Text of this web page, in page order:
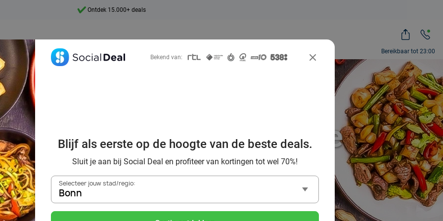
Bereikbaar tot 23:00
Ontdek 15.000+ deals
de beste Chinese
in Bonn en omgeving
Bekend van:
Blijf als eerste op de hoogte van de beste deals.
Sluit je aan bij Social Deal en profiteer van kortingen tot wel 70%!
Selecteer jouw stad/regio:
Bonn